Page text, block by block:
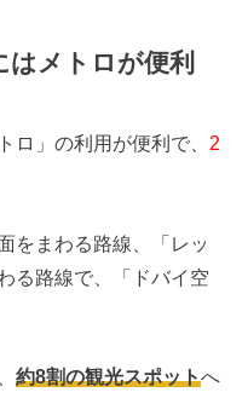
はメトロが便利
ロ」の利用が便利で、 2
をまわる路線、「レッ
る路線で、「ドバイ空
約8割の観光スポットへ